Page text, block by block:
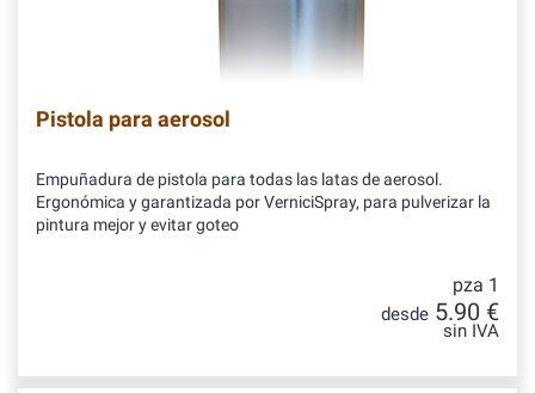
Pistola para aerosol
Empuñadura de pistola para todas las latas de aerosol.
Ergonómica y garantizada por VerniciSpray, para pulverizar la
pintura mejor y evitar goteo
pza 1
desde 5.90 €
sin IVA